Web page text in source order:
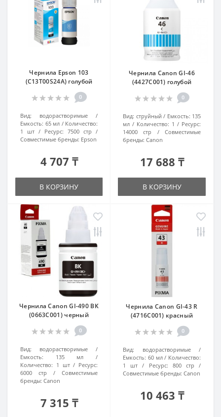
Чернила Epson 103
(C13T00S24A) голубой
0
Вид:
водорастворимые
Емкость: 65 мл
Количество:
1 шт
Ресурс: 7500 стр
Совместимые бренды: Epson
4 707 ₸
В КОРЗИНУ
Чернила Canon GI-46
(4427C001) голубой
0
Вид: струйный Емкость: 135
мл
Количество: 1
Ресурс:
14000 стр
Совместимые
бренды: Canon
17 688 ₸
В КОРЗИНУ
Чернила Canon GI-490 BK
(0663C001) черный
0
Вид:
водорастворимые
Емкость:
135 мл
Количество: 1 шт
Ресурс:
6000 стр
Совместимые
бренды: Canon
7 315 ₸
Чернила Canon GI-43 R
(4716C001) красный
0
Вид:
водорастворимые
Емкость: 60 мл
Количество:
1 шт
Ресурс:
800 стр
Совместимые бренды: Canon
10 463 ₸